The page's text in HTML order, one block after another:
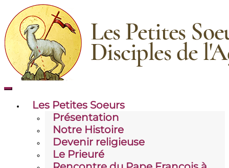
Skip
to
content
Toggle
menu
Les Petites Soeurs
Présentation
Notre Histoire
Devenir religieuse
Le Prieuré